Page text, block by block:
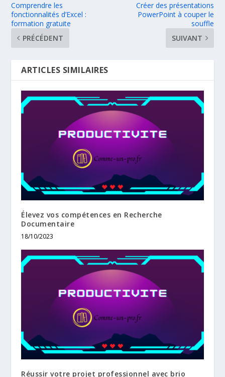
Comprendre les
fonctionnalités d’Excel :
formation gratuite
PRÉCÉDENT
Créer des présentations
PowerPoint à couper le
souffle
SUIVANT
ARTICLES SIMILAIRES
Élevez vos compétences en Recherche
Documentaire
18/10/2023
Réussir votre projet professionnel avec brio